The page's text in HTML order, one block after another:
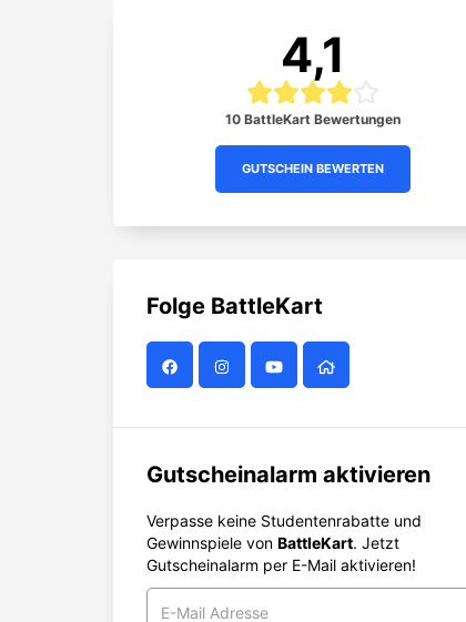
4,1
10 BattleKart Bewertungen
GUTSCHEIN BEWERTEN
Folge BattleKart
Gutscheinalarm aktivieren
Verpasse keine Studentenrabatte und
Gewinnspiele von BattleKart. Jetzt
Gutscheinalarm per E-Mail aktivieren!